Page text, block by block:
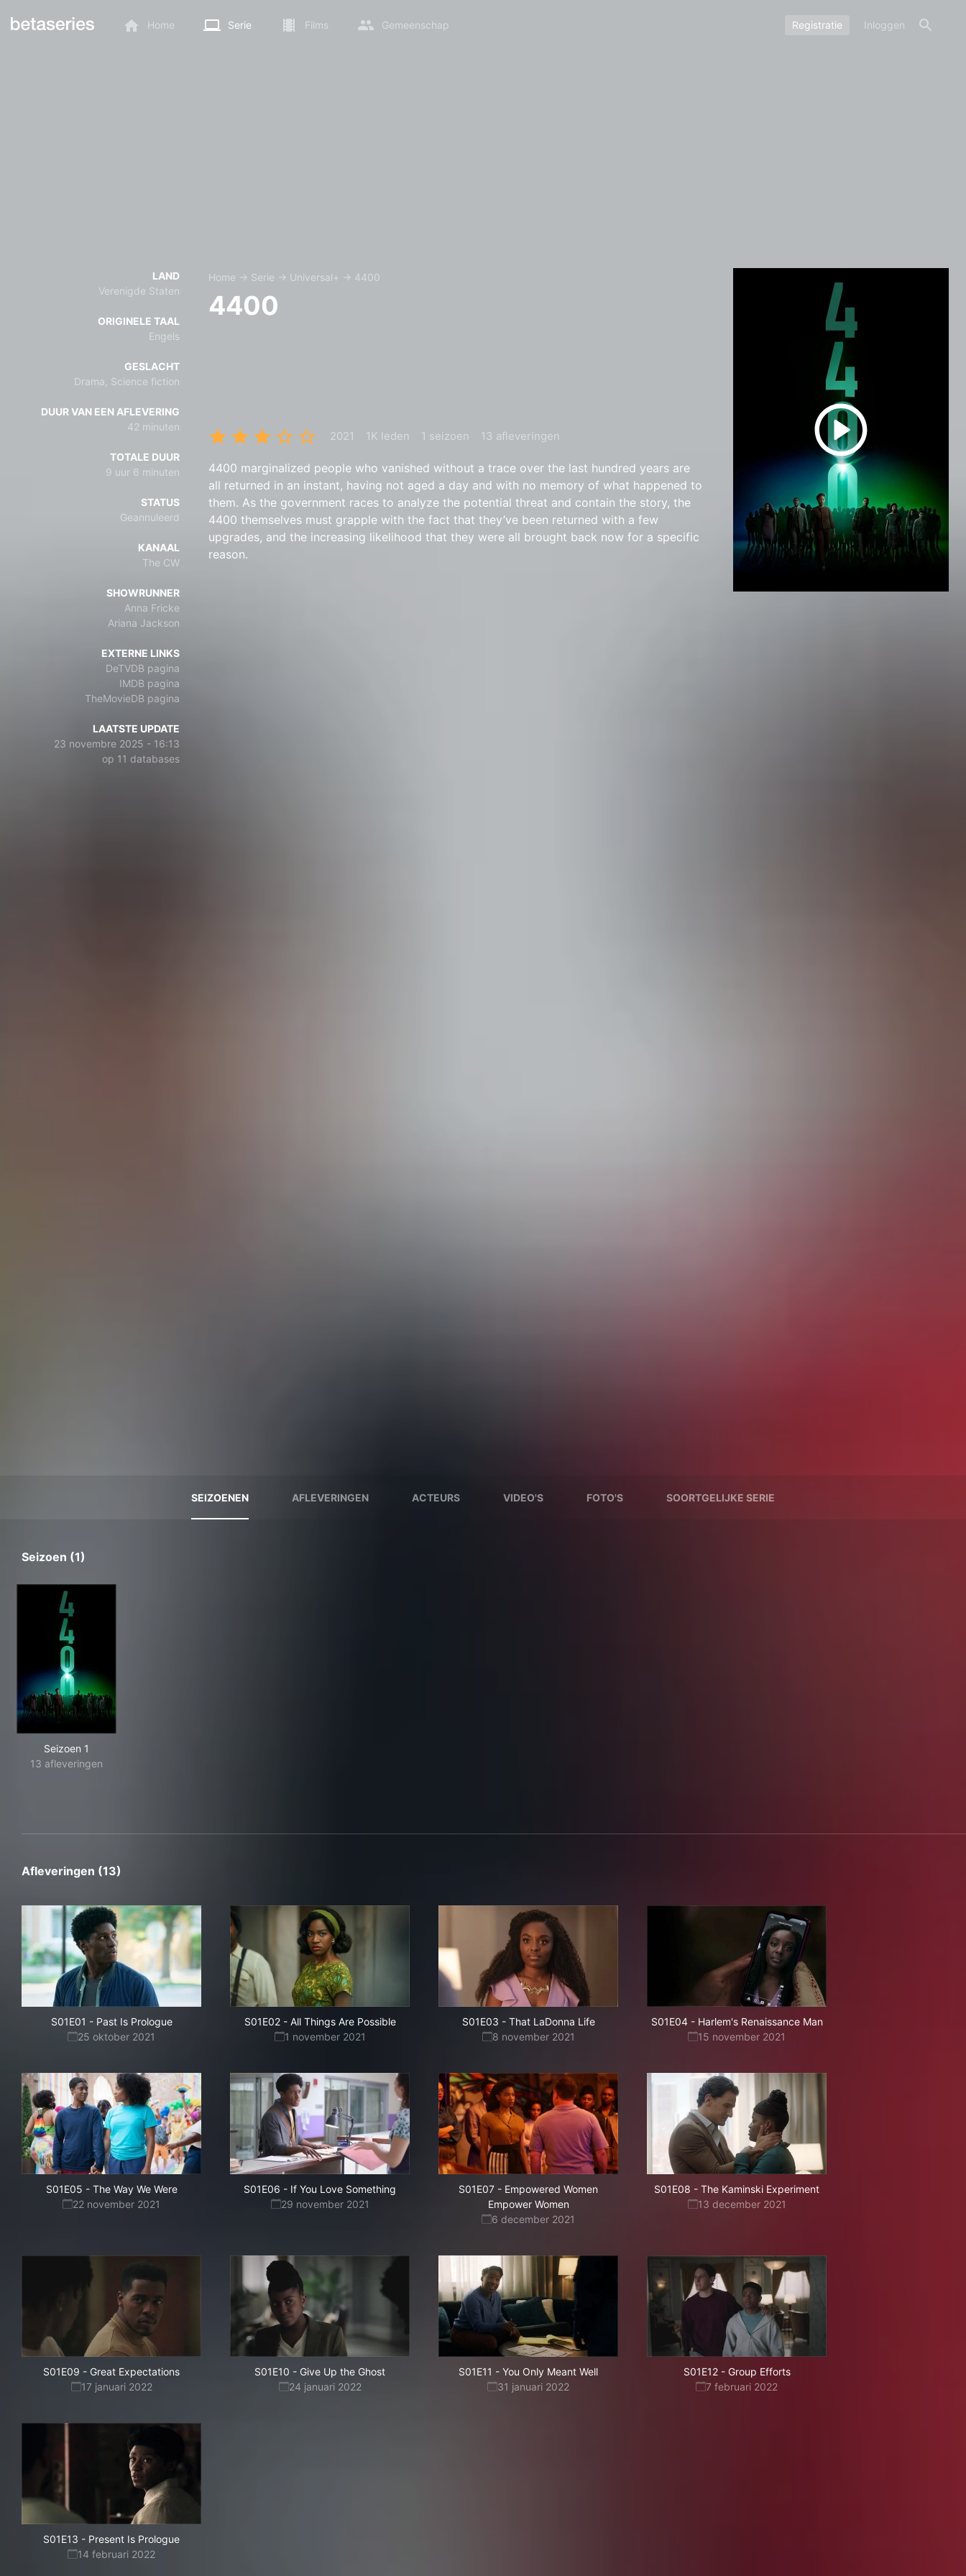
Home Serie Films Gemeenschap Registratie Inloggen
LAND
Verenigde Staten
ORIGINELE TAAL
Engels
GESLACHT
Drama, Science fiction
DUUR VAN EEN AFLEVERING
42 minuten
TOTALE DUUR
9 uur 6 minuten
STATUS
Geannuleerd
KANAAL
The CW
SHOWRUNNER
Anna Fricke
Ariana Jackson
EXTERNE LINKS
DeTVDB pagina
IMDB pagina
TheMovieDB pagina
LAATSTE UPDATE
23 novembre 2025 - 16:13
op 11 databases
Home → Serie → Universal+ → 4400
4400
2021 1K leden 1 seizoen 13 afleveringen
4400 marginalized people who vanished without a trace over the last hundred years are
all returned in an instant, having not aged a day and with no memory of what happened to
them. As the government races to analyze the potential threat and contain the story, the
4400 themselves must grapple with the fact that they’ve been returned with a few
upgrades, and the increasing likelihood that they were all brought back now for a specific
reason.
SEIZOENEN AFLEVERINGEN ACTEURS VIDEO'S FOTO'S SOORTGELIJKE SERIE
Seizoen (1)
Seizoen 1
13 afleveringen
Afleveringen (13)
S01E01 - Past Is Prologue
25 oktober 2021
S01E02- All Things Are Possible
1 november 2021
S01E03 - That LaDonna Life
8 november 2021
S01E04- Harlem's Renaissance Man
15 november 2021
S01E05 - The Way We Were
22 november 2021
S01E06 - If You Love Something
29 november 2021
S01E07 - Empowered Women
Empower Women
6 december 2021
S01E08 - The Kaminski Experiment
13 december 2021
S01E09 - Great Expectations
17 januari 2022
S01E10 - Give Up the Ghost
24 januari 2022
S01E11 - You Only Meant Well
31 januari 2022
S01E12- Group Efforts
7 februari 2022
S01E13 - Present Is Prologue
14 februari 2022